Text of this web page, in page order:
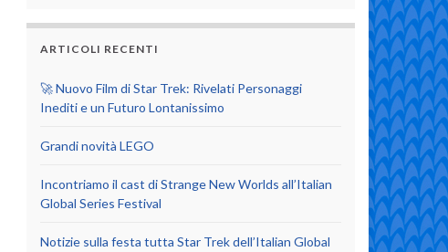
ARTICOLI RECENTI
🚀 Nuovo Film di Star Trek: Rivelati Personaggi
Inediti e un Futuro Lontanissimo
Grandi novità LEGO
Incontriamo il cast di Strange New Worlds all’Italian
Global Series Festival
Notizie sulla festa tutta Star Trek dell’Italian Global